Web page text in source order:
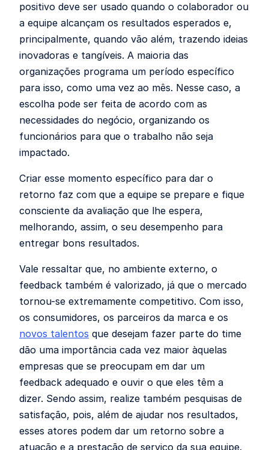
positivo deve ser usado quando o colaborador ou
a equipe alcançam os resultados esperados e,
principalmente, quando vão além, trazendo ideias
inovadoras e tangíveis. A maioria das
organizações programa um período específico
para isso, como uma vez ao mês. Nesse caso, a
escolha pode ser feita de acordo com as
necessidades do negócio, organizando os
funcionários para que o trabalho não seja
impactado.
Criar esse momento específico para dar o
retorno faz com que a equipe se prepare e fique
consciente da avaliação que lhe espera,
melhorando, assim, o seu desempenho para
entregar bons resultados.
Vale ressaltar que, no ambiente externo, o
feedback também é valorizado, já que o mercado
tornou-se extremamente competitivo. Com isso,
os consumidores, os parceiros da marca e os
novos talentos que desejam fazer parte do time
dão uma importância cada vez maior àquelas
empresas que se preocupam em dar um
feedback adequado e ouvir o que eles têm a
dizer. Sendo assim, realize também pesquisas de
satisfação, pois, além de ajudar nos resultados,
esses atores podem dar um retorno sobre a
atuação e a prestação de serviço da sua equipe.